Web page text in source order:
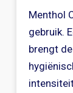
Menthol
gebruik.
brengt